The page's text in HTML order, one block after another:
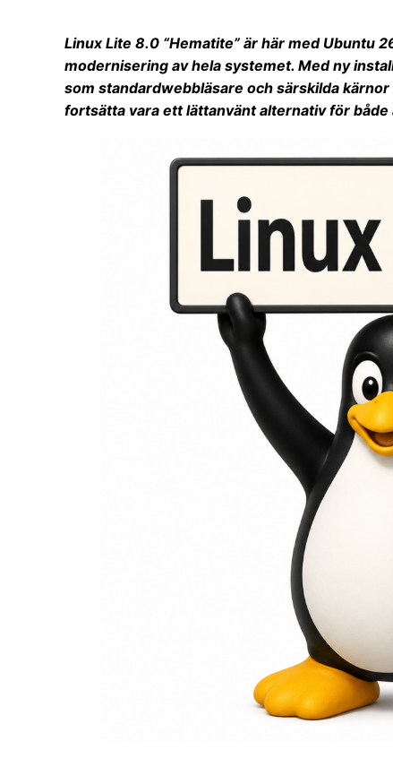
Linux Lite 8.0 “Hematite” är här med Ubuntu
modernisering av hela systemet. Med ny
som standardwebbläsare och särskilda
fortsätta vara ett lättanvänt alternativ för